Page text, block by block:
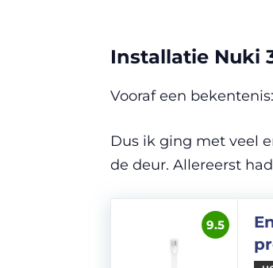
Installatie Nuki
Vooraf een
Dus ik ging met veel
de deur. Allereerst
9.5